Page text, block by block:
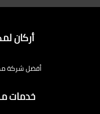
أركان
أفضل شركة
خدمات